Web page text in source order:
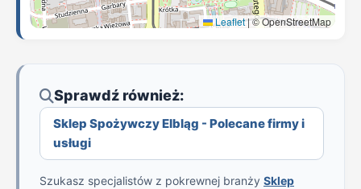
Leaflet|© OpenStreetMap
Sprawdź również:
Sklep Spożywczy Elbląg - Polecane firmy i
usługi
Szukasz specjalistów z pokrewnej branży Sklep